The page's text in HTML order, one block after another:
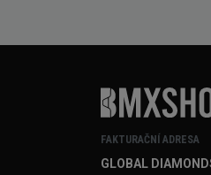
FAKTURAČNÍ ADRESA
GLOBAL